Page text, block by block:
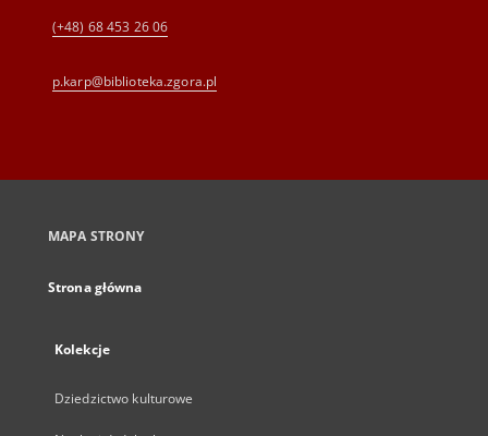
(+48) 68 453 26 06
p.karp@biblioteka.zgora.pl
MAPA STRONY
Strona główna
Kolekcje
Dziedzictwo kulturowe